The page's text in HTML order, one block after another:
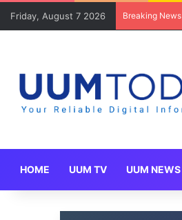
Friday, August 7 2026 Breaking News
HOME UUM TV UUM NEWS